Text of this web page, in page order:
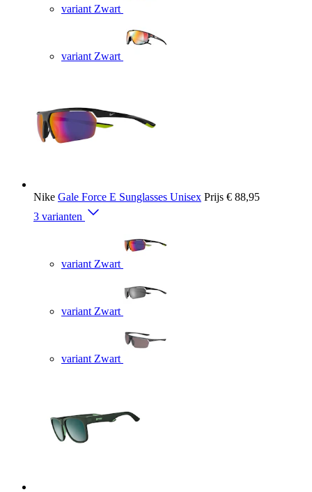
variant Zwart
variant Zwart
Nike Gale Force E Sunglasses Unisex Prijs € 88,95
3 varianten
variant Zwart
variant Zwart
variant Zwart